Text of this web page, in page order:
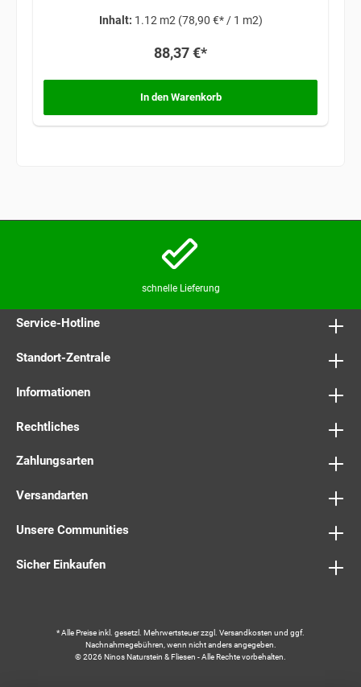
Inhalt: 1.12 m2 (78,90 €* / 1 m2)
88,37 €*
In den Warenkorb
schnelle Lieferung
Service-Hotline
Standort-Zentrale
Informationen
Rechtliches
Zahlungsarten
Versandarten
Unsere Communities
Sicher Einkaufen
* Alle Preise inkl. gesetzl. Mehrwertsteuer zzgl. Versandkosten und ggf.
Nachnahmegebühren, wenn nicht anders angegeben.
© 2026 Ninos Naturstein & Fliesen - Alle Rechte vorbehalten.